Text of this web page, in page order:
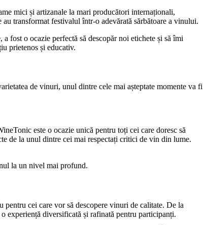
mici și artizanale la mari producători internaționali,
transformat festivalul într-o adevărată sărbătoare a vinului.
fost o ocazie perfectă să descopăr noi etichete și să îmi
prietenos și educativ.
de vinuri, unul dintre cele mai așteptate momente va fi
este o ocazie unică pentru toți cei care doresc să
de la unul dintre cei mai respectați critici de vin din lume.
la un nivel mai profund.
cei care vor să descopere vinuri de calitate. De la
experiență diversificată și rafinată pentru participanți.